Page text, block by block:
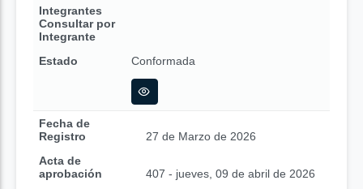
Integrantes
Consultar por
Integrante
Estado
Conformada
Fecha de
Registro
27 de Marzo de 2026
Acta de
aprobación
407 - jueves, 09 de abril de 2026